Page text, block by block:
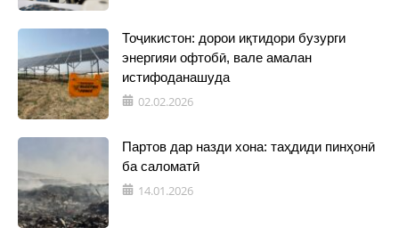
Тоҷикистон: дорои иқтидори бузурги
энергияи офтобӣ, вале амалан
истифоданашуда
02.02.2026
Партов дар назди хона: таҳдиди пинҳонӣ
ба саломатӣ
14.01.2026